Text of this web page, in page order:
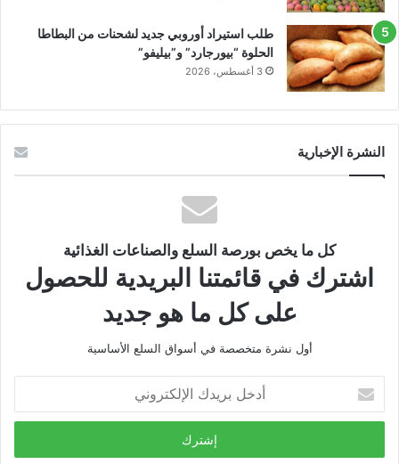
طلب استيراد أوروبي جديد لشحنات من البطاطا
الحلوة “بيورجارد” و”بيليفو”
3 أغسطس، 2026
النشرة الإخبارية
كل ما يخص بورصة السلع والصناعات الغذائية
اشترك في قائمتنا البريدية للحصول
على كل ما هو جديد
أول نشرة متخصصة في أسواق السلع الأساسية
بريدك
الإلكتروني